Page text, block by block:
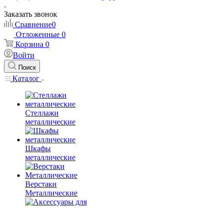
Заказать звонок
Сравнение0
Отложенные 0
Корзина 0
Войти
Поиск
Каталог
Стеллажи
металлические
Шкафы
металлические
Верстаки
Металлические